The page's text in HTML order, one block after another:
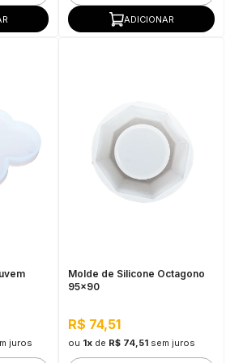
ADICIONAR
juros
Molde de Silicone Octagono
95x90
R$ 74,51
ou 1xde R$ 74,51 sem juros